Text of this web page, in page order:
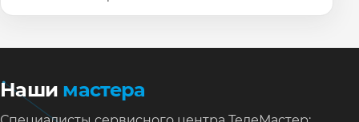
Наши мастера